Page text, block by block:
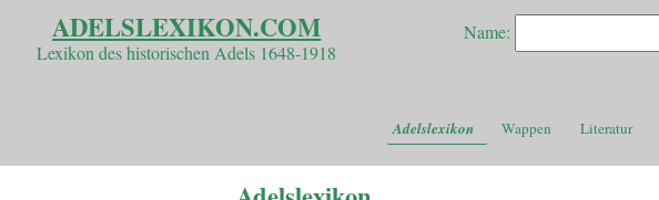
ADELSLEXIKON.COM
Lexikon des historischen Adels 1648-1918
Name:
Adelslexikon Wappen Literatur